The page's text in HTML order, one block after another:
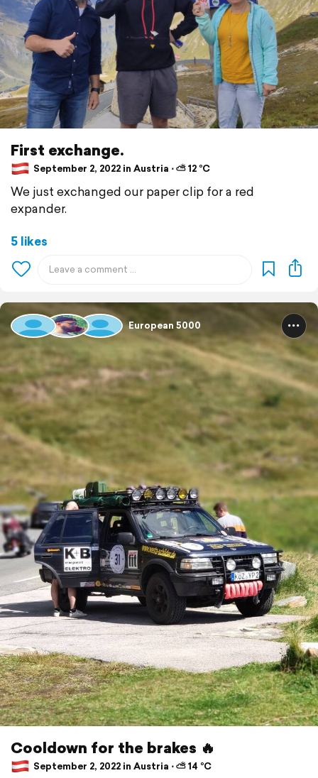
First exchange.
September 2, 2022 in Austria ⋅ ⛅ 12 °C
We just exchanged our paper clip for a red
expander.
5 likes
European 5000
Cooldown for the brakes 🔥
September 2, 2022 in Austria ⋅ ⛅ 14 °C